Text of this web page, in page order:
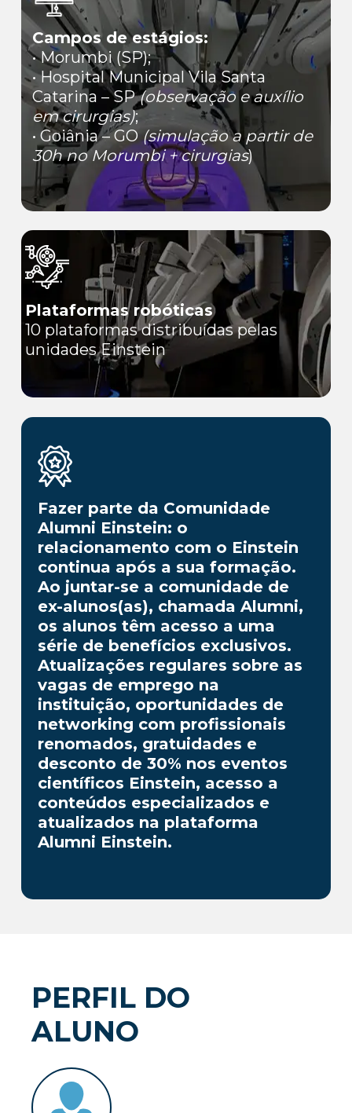
Campos de estágios:
• Morumbi (SP);
• Hospital Municipal Vila Santa
Catarina – SP(observação e auxílio
em cirurgias);
• Goiânia – GO(simulação a partir de
30h no Morumbi + cirurgias)
Plataformas robóticas
10 plataformas distribuídas pelas
unidades Einstein
Fazer parte da Comunidade
Alumni Einstein: o
relacionamento com o Einstein
continua após a sua formação.
Ao juntar-se a comunidade de
ex-alunos(as), chamada Alumni,
os alunos têm acesso a uma
série de benefícios exclusivos.
Atualizações regulares sobre as
vagas de emprego na
instituição, oportunidades de
networking com profissionais
renomados, gratuidades e
desconto de 30% nos eventos
científicos Einstein, acesso a
conteúdos especializados e
atualizados na plataforma
Alumni Einstein.
PERFIL DO
ALUNO